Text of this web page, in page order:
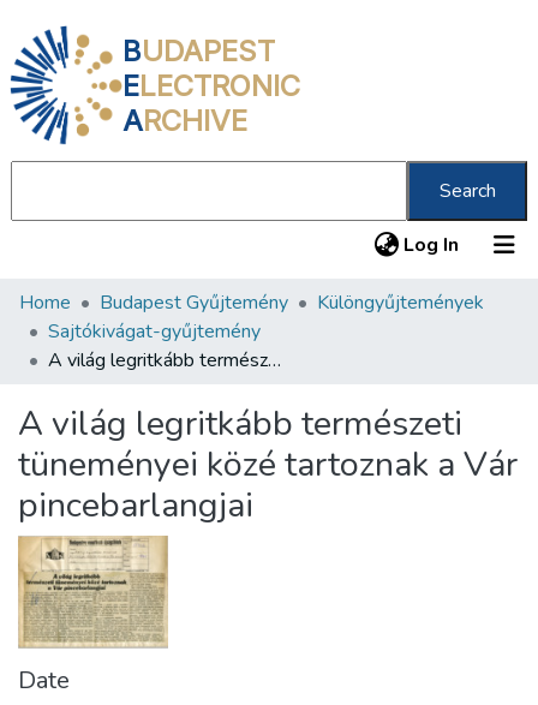
BUDAPEST
ELECTRONIC
ARCHIVE
Search
Log In (current)
Communities & Collections
All of DSpace
About us
Home Budapest Gyűjtemény
Különgyűjtemények
Sajtókivágat-gyűjtemény
A világ legritkább természeti tüneményei közé tartoznak a Vár pincebarlangjai
A világ legritkább természeti
tüneményei közé tartoznak a Vár
pincebarlangjai
Date